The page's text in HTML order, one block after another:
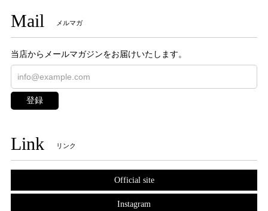
Mail メルマガ
当店からメールマガジンをお届けいたします。
登録
Link リンク
Official site
Instagram